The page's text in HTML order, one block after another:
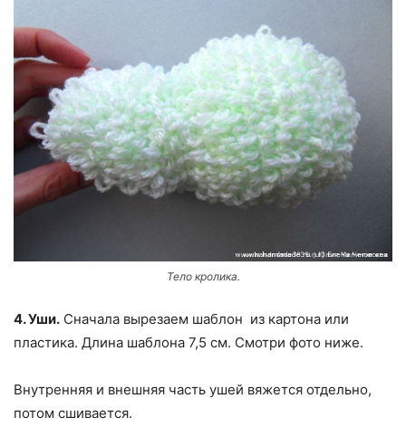
Тело кролика.
4. Уши. Сначала вырезаем шаблон из картона или
пластика. Длина шаблона 7,5 см. Смотри фото ниже.
Внутренняя и внешняя часть ушей вяжется отдельно,
потом сшивается.